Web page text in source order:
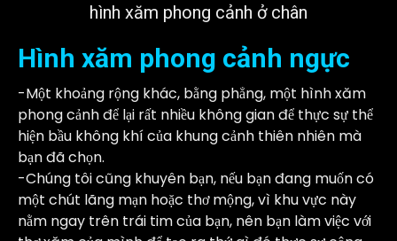
hình xăm phong cảnh ở chân
Hình xăm phong cảnh ngực
-Một khoảng rộng khác, bằng phẳng, một hình xăm
phong cảnh để lại rất nhiều không gian để thực sự thể
hiện bầu không khí của khung cảnh thiên nhiên mà
bạn đã chọn.
-Chúng tôi cũng khuyên bạn, nếu bạn đang muốn có
một chút lãng mạn hoặc thơ mộng, vì khu vực này
nằm ngay trên trái tim của bạn, nên bạn làm việc với